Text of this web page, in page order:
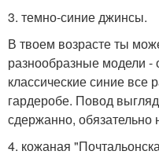
3. темно-синие джинсы.
В твоем возрасте ты
разнообразные модели
классические синие
гардеробе. Повод
сдержанно, обязательно
4. кожаная